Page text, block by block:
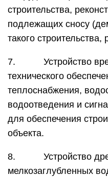
строительства,
подлежащих сносу
такого строительства,
7. Устройство
технического
теплоснабжения,
водоотведения и
для обеспечения
объекта.
8. Устройство
мелкозаглубленных